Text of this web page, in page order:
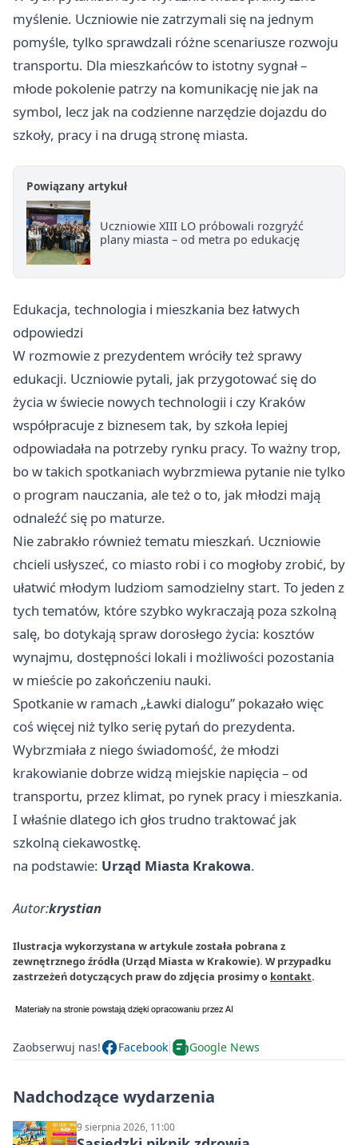
myślenie. Uczniowie nie zatrzymali się na jednym
pomyśle, tylko sprawdzali różne scenariusze rozwoju
transportu. Dla mieszkańców to istotny sygnał –
młode pokolenie patrzy na komunikację nie jak na
symbol, lecz jak na codzienne narzędzie dojazdu do
szkoły, pracy i na drugą stronę miasta.
Powiązany artykuł
Uczniowie XIII LO próbowali rozgryźć
plany miasta – od metra po edukację
Edukacja, technologia i mieszkania bez łatwych
odpowiedzi
W rozmowie z prezydentem wróciły też sprawy
edukacji. Uczniowie pytali, jak przygotować się do
życia w świecie nowych technologii i czy Kraków
współpracuje z biznesem tak, by szkoła lepiej
odpowiadała na potrzeby rynku pracy. To ważny trop,
bo w takich spotkaniach wybrzmiewa pytanie nie tylko
o program nauczania, ale też o to, jak młodzi mają
odnaleźć się po maturze.
Nie zabrakło również tematu mieszkań. Uczniowie
chcieli usłyszeć, co miasto robi i co mogłoby zrobić, by
ułatwić młodym ludziom samodzielny start. To jeden z
tych tematów, które szybko wykraczają poza szkolną
salę, bo dotykają spraw dorosłego życia: kosztów
wynajmu, dostępności lokali i możliwości pozostania
w mieście po zakończeniu nauki.
Spotkanie w ramach „Ławki dialogu” pokazało więc
coś więcej niż tylko serię pytań do prezydenta.
Wybrzmiała z niego świadomość, że młodzi
krakowianie dobrze widzą miejskie napięcia – od
transportu, przez klimat, po rynek pracy i mieszkania.
I właśnie dlatego ich głos trudno traktować jak
szkolną ciekawostkę.
na podstawie: Urząd Miasta Krakowa.
Autor:krystian
Ilustracja wykorzystana w artykule została pobrana z
zewnętrznego źródła (Urząd Miasta w Krakowie). W przypadku
zastrzeżeń dotyczących praw do zdjęcia prosimy o kontakt.
Zaobserwuj nas! Facebook Google News
Nadchodzące wydarzenia
9 sierpnia 2026, 11:00